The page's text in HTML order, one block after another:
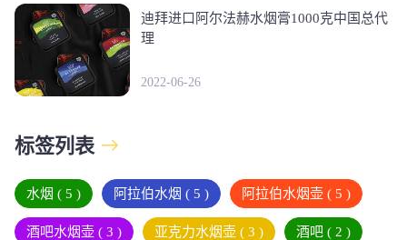
迪拜进口阿尔法赫水烟膏1000克中国总代
理
2022-06-26
标签列表
水烟 ( 5 ) 阿拉伯水烟 ( 5 ) 阿拉伯水烟壶 ( 5 )
酒吧水烟壶 ( 3 ) 亚克力水烟壶 ( 3 ) 酒吧 ( 2 )